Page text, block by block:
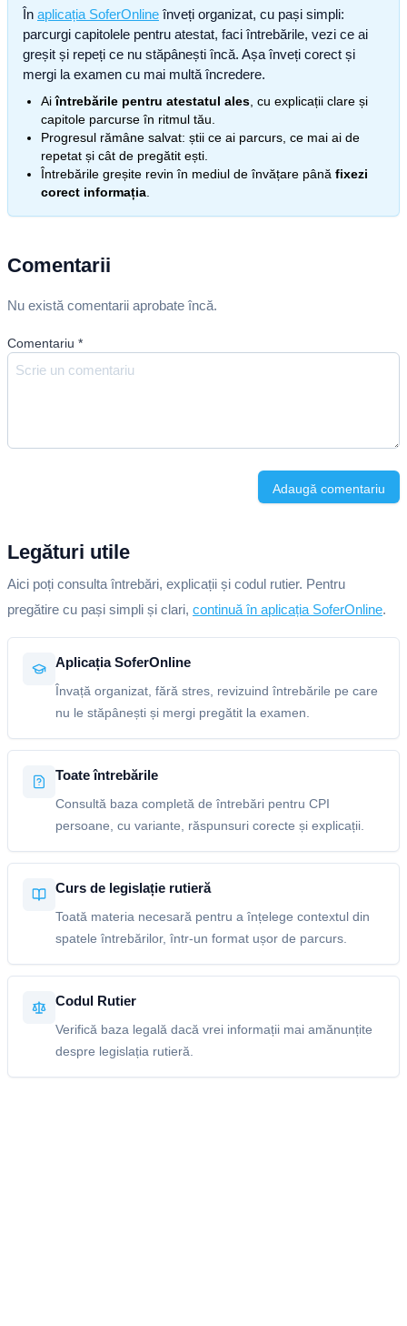
În aplicația SoferOnline înveți organizat, cu pași simpli:
parcurgi capitolele pentru atestat, faci întrebările, vezi ce ai
greșit și repeți ce nu stăpânești încă. Așa înveți corect și
mergi la examen cu mai multă încredere.
Aiîntrebările pentru atestatul ales , cu explicații clare și
capitole parcurse în ritmul tău.
Progresul rămâne salvat: știi ce ai parcurs, ce mai ai de
repetat și cât de pregătit ești.
Întrebările greșite revin în mediul de învățare până fixezi
corect informația
Comentarii
Nu există comentarii aprobate încă.
Comentariu *
Adaugă comentariu
Legături utile
Aici poți consulta întrebări, explicații și codul rutier. Pentru
pregătire cu pași simpli și clari, continuă în aplicația SoferOnline.
Aplicația SoferOnline
Învață organizat, fără stres, revizuind întrebările pe care
nu le stăpânești și mergi pregătit la examen.
Toate întrebările
Consultă baza completă de întrebări pentru CPI
persoane, cu variante, răspunsuri corecte și explicații.
Curs de legislație rutieră
Toată materia necesară pentru a înțelege contextul din
spatele întrebărilor, într-un format ușor de parcurs.
Codul Rutier
Verifică baza legală dacă vrei informații mai amănunțite
despre legislația rutieră.